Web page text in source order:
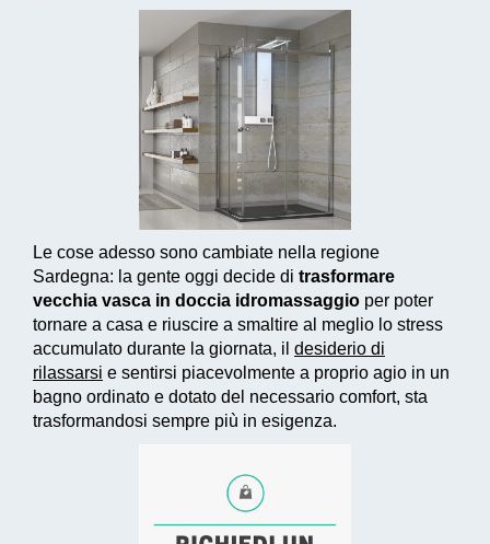
Le cose adesso sono cambiate nella regione
Sardegna: la gente oggi decide di trasformare
vecchia vasca in doccia idromassaggio per poter
tornare a casa e riuscire a smaltire al meglio lo stress
accumulato durante la giornata, il desiderio di
rilassarsi e sentirsi piacevolmente a proprio agio in un
bagno ordinato e dotato del necessario comfort, sta
trasformandosi sempre più in esigenza.